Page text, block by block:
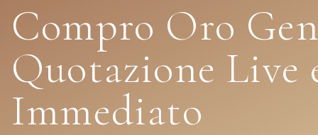
COLLEZIONE
SEGNATEMPO
Diamanti
INVESTIMENTO E
BELLEZZA
Compro Oro
Quotazione Live
Immediato